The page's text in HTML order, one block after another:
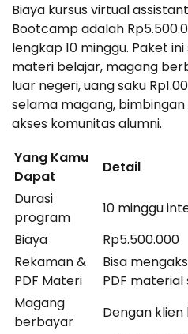
Biaya kursus virtual
Bootcamp adalah
lengkap 10 minggu. Paket
materi belajar, magang
luar negeri, uang saku
selama magang,
akses komunitas alumni.
Yang Kamu
Dapat
Detail
Durasi
program
10 minggu
Biaya
Rp5.500.000
Rekaman &
PDF Materi
Bisa
PDF
Magang
berbayar
Dengan